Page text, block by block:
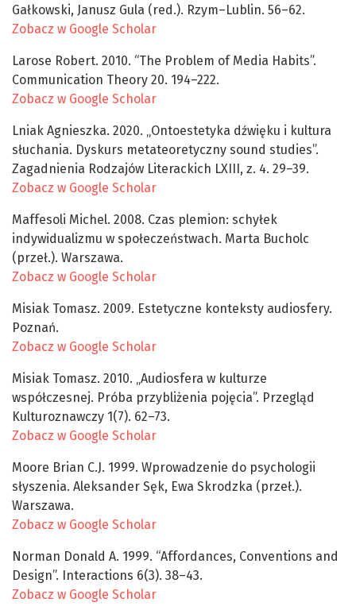
Gałkowski, Janusz Gula (red.). Rzym–Lublin. 56–62.
Zobacz w Google Scholar
Larose Robert. 2010. “The Problem of Media Habits”.
Communication Theory 20. 194–222.
Zobacz w Google Scholar
Lniak Agnieszka. 2020. „Ontoestetyka dźwięku i kultura
słuchania. Dyskurs metateoretyczny sound studies”.
Zagadnienia Rodzajów Literackich LXIII, z. 4. 29–39.
Zobacz w Google Scholar
Maffesoli Michel. 2008. Czas plemion: schyłek
indywidualizmu w społeczeństwach. Marta Bucholc
(przeł.). Warszawa.
Zobacz w Google Scholar
Misiak Tomasz. 2009. Estetyczne konteksty audiosfery.
Poznań.
Zobacz w Google Scholar
Misiak Tomasz. 2010. „Audiosfera w kulturze
współczesnej. Próba przybliżenia pojęcia”. Przegląd
Kulturoznawczy 1(7). 62–73.
Zobacz w Google Scholar
Moore Brian C.J. 1999. Wprowadzenie do psychologii
słyszenia. Aleksander Sęk, Ewa Skrodzka (przeł.).
Warszawa.
Zobacz w Google Scholar
Norman Donald A. 1999. “Affordances, Conventions and
Design”. Interactions 6(3). 38–43.
Zobacz w Google Scholar